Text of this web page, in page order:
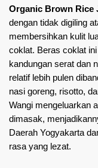
Organic Brown Rice
dengan tidak digiling
membersihkan kulit
coklat. Beras coklat
kandungan serat dan
relatif lebih pulen
nasi goreng, risotto,
Wangi mengeluarkan
dimasak,
Daerah Yogyakarta
rasa yang lezat.